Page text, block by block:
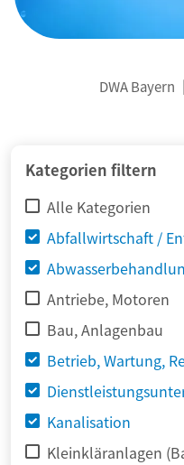
DWA Bayern
Kategorien filtern
Alle Kategorien
Abfallwirtschaft /
Antriebe, Motoren
Bau, Anlagenbau
Betrieb, Wartung,
Kanalisation
Kleinkläranlagen